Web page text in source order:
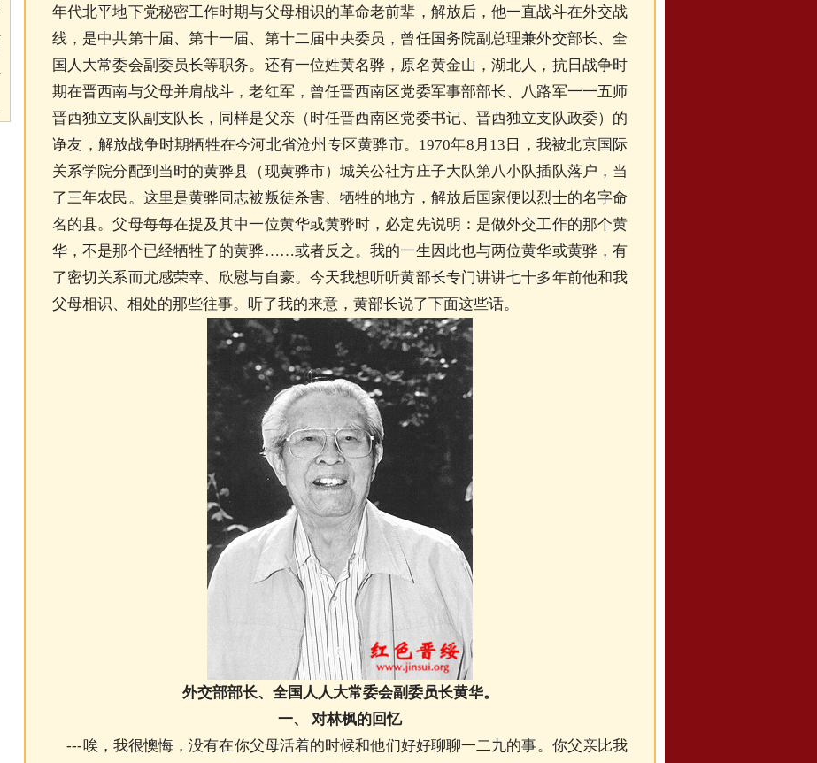
年代北平地下党秘密工作时期与父母相识的革命老前辈，解放后，他一直战斗在外交战
线，是中共第十届、第十一届、第十二届中央委员，曾任国务院副总理兼外交部长、全
国人大常委会副委员长等职务。还有一位姓黄名骅，原名黄金山，湖北人，抗日战争时
期在晋西南与父母并肩战斗，老红军，曾任晋西南区党委军事部部长、八路军一一五师
晋西独立支队副支队长，同样是父亲（时任晋西南区党委书记、晋西独立支队政委）的
诤友，解放战争时期牺牲在今河北省沧州专区黄骅市。 1970年8月13日
，我被北京国际
关系学院分配到当时的黄骅县（现黄骅市）城关公社方庄子大队第八小队插队落户，当
了三年农民。这里是黄骅同志被叛徒杀害、牺牲的地方，解放后国家便以烈士的名字命
名的县。父母每每在提及其中一位黄华或黄骅时，必定先说明：是做外交工作的那个黄
华，不是那个已经牺牲了的黄骅……或者反之。我的一生因此也与两位黄华或黄骅，有
了密切关系而尤感荣幸、欣慰与自豪。今天我想听听黄部长专门讲讲七十多年前他和我
父母相识、相处的那些往事。听了我的来意，黄部长说了下面这些话。
外交部部长、全国人人大常委会副委员长黄华。
一、 对林枫的回忆
---唉，我很懊悔，没有在你父母活着的时候和他们好好聊聊一二九的事。你父亲比我